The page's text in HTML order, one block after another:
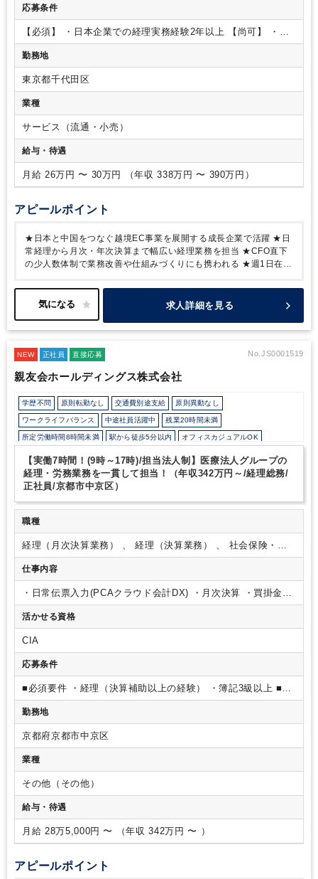
税理士対応
各種庶務サポート ベンチャー企業の為、まだまだフローの改
善などが必要ですがその分チームで力を合わせより良くしてい
くことができ、スキルアップに繋がります。
応募条件
【必須】 ・日本企業での経理実務経験2年以上 【尚可】
・
Excel関数 VLOOKUP/SUMIFのスキル・日商簿記2級もしく
は同等の知識
予算管理実務経験（年数不問）
対しての柔軟な対応力
ン力（他部署との関わりが多数ある為）
勤務地
東京都千代田区
業種
サービス（流通・小売）
給与・待遇
月給 26万円 〜 30万円 （年収 338万円 〜 390万円）
アピールポイント
★日本と中国をつなぐ越境EC事業を展開する成長企業で活躍 ★日
常経理から月次・年次決算まで幅広い経理業務を担当 ★CFO直下
の少人数体制で業務改善や仕組みづくりにも携われる ★週1日在宅
由で自由度◎ 土日祝休み・年間休日126日でプライベートも充実
★中国語スキル不要！管理部門は日本語でコミュニケーション可能
求人詳細を見る
NEW 正社員 直接応募 No.JS0001519
親友会ホールディングス株式会社
学歴不問 原則転勤なし 交通費別途支給 原則異動なし
ワークライフバランス 中途社員活躍中 残業20時間未満
所定労働時間8時間未満 駅から徒歩5分以内 オフィスカジュアルOK
少人数の職場（所属部門の人数3人以下） 退職金制度 土日祝休み
完全週休2日制 年間休日120日以上
【実働7時間！(9時～17時)/担当法人制】医療法人グループの
経理・労務業務を一貫して担当！（年収342万円～/経理総務/
正社員/京都市中京区）
職種
経理（月次決算業務） 、 経理（決算業務） 、 社会保険・給
与
仕事内容
・日常伝票入力(PCAクラウド会計DX) ・月次決算 ・買掛金・
売掛金の管理・現金管理・預金管理・年次決算・振込支払
処理・給与計算(給与ソフト(PCAクラウド給与DX)にて明細作
・給与支払報告書
業所の上記の業務を行っていただきます。
活かせる資格
CIA
応募条件
■必須要件 ・経理（決算補助以上の経験） ・簿記3級以上 ■歓
迎要件・労務経験の有する方
勤務地
京都府京都市中京区
業種
その他（その他）
給与・待遇
月給 28万5,000円 〜 （年収 342万円 〜 ）
アピールポイント